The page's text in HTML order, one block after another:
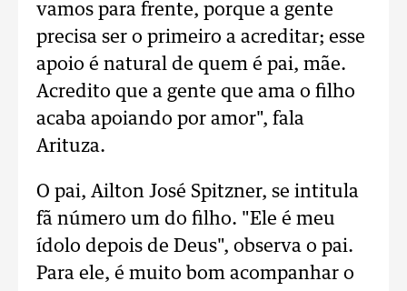
vamos para frente, porque a gente
precisa ser o primeiro a acreditar; esse
apoio é natural de quem é pai, mãe.
Acredito que a gente que ama o filho
acaba apoiando por amor", fala
Arituza.
O pai, Ailton José Spitzner, se intitula
fã número um do filho. "Ele é meu
ídolo depois de Deus", observa o pai.
Para ele, é muito bom acompanhar o